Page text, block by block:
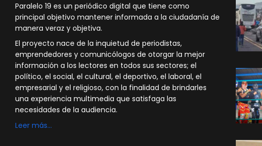
Paralelo 19 es un periódico digital que tiene como
principal objetivo mantener informada a la ciudadanía de
manera veraz y objetiva.
El proyecto nace de la inquietud de periodistas,
emprendedores y comunicólogos de otorgar la mejor
información a los lectores en todos sus sectores; el
político, el social, el cultural, el deportivo, el laboral, el
empresarial y el religioso, con la finalidad de brindarles
una experiencia multimedia que satisfaga las
necesidades de la audiencia.
Leer más…